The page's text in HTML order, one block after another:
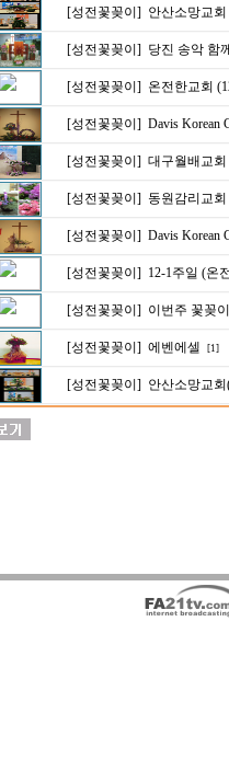
[성전꽃꽂이] 안산소망교회
[성전꽃꽂이] 당진 송악 함
[성전꽃꽂이] 온전한교회
[성전꽃꽂이] Davis Korean
[성전꽃꽂이] 대구월배교회
[성전꽃꽂이] 동원감리교
[성전꽃꽂이] Davis Korean
[성전꽃꽂이] 12-1주일 (온
[성전꽃꽂이] 이번주 꽃꽂이
[성전꽃꽂이] 에벤에셀 [1]
[성전꽃꽂이] 안산소망교